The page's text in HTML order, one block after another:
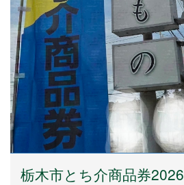
栃木市とち介商品券2026